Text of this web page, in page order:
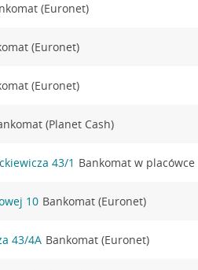
(Euronet)
(Euronet)
(Euronet)
(Planet Cash)
43/1 Bankomat w placówce
10 Bankomat (Euronet)
43/4A Bankomat (Euronet)